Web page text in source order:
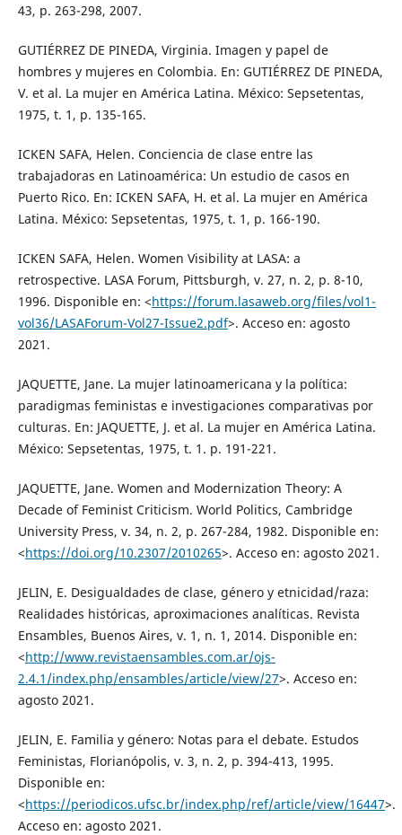
43, p. 263-298, 2007.
GUTIÉRREZ DE PINEDA, Virginia. Imagen y papel de
hombres y mujeres en Colombia. En: GUTIÉRREZ DE PINEDA,
V. et al. La mujer en América Latina. México: Sepsetentas,
1975, t. 1, p. 135-165.
ICKEN SAFA, Helen. Conciencia de clase entre las
trabajadoras en Latinoamérica: Un estudio de casos en
Puerto Rico. En: ICKEN SAFA, H. et al. La mujer en América
Latina. México: Sepsetentas, 1975, t. 1, p. 166-190.
ICKEN SAFA, Helen. Women Visibility at LASA: a
retrospective. LASA Forum, Pittsburgh, v. 27, n. 2, p. 8-10,
1996. Disponible en: <https://forum.lasaweb.org/files/vol1-
vol36/LASAForum-Vol27-Issue2.pdf>. Acceso en: agosto
2021.
JAQUETTE, Jane. La mujer latinoamericana y la política:
paradigmas feministas e investigaciones comparativas por
culturas. En: JAQUETTE, J. et al. La mujer en América Latina.
México: Sepsetentas, 1975, t. 1. p. 191-221.
JAQUETTE, Jane. Women and Modernization Theory: A
Decade of Feminist Criticism. World Politics, Cambridge
University Press, v. 34, n. 2, p. 267-284, 1982. Disponible en:
<https://doi.org/10.2307/2010265>. Acceso en: agosto 2021.
JELIN, E. Desigualdades de clase, género y etnicidad/raza:
Realidades históricas, aproximaciones analíticas. Revista
Ensambles, Buenos Aires, v. 1, n. 1, 2014. Disponible en:
<http://www.revistaensambles.com.ar/ojs-
2.4.1/index.php/ensambles/article/view/27>. Acceso en:
agosto 2021.
JELIN, E. Familia y género: Notas para el debate. Estudos
Feministas, Florianópolis, v. 3, n. 2, p. 394-413, 1995.
Disponible en:
<https://periodicos.ufsc.br/index.php/ref/article/view/16447>.
Acceso en: agosto 2021.